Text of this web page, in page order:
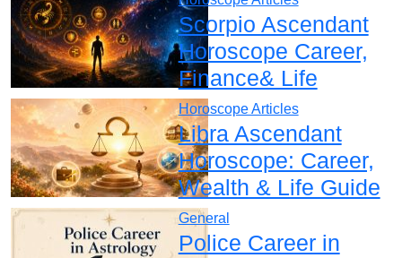
Scorpio Ascendant
Horoscope Career,
Finance& Life
Horoscope Articles
Libra Ascendant
Horoscope: Career,
Wealth & Life Guide
General
Police Career in